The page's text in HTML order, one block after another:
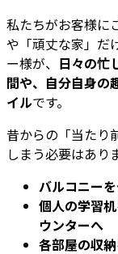
私たちがお客様に
や「頑丈な家」だ
ー様が、 日々の忙
間や、自分自身の
イルです。
昔からの「当たり
しまう必要はあり
バルコニー
個人の学習
ウンターへ
各部屋の収